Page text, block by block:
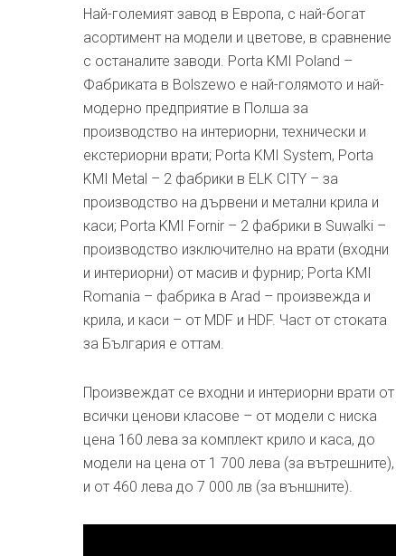
Най-големият завод в Европа, с най-богат
асортимент на модели и цветове, в сравнение
с останалите заводи. Porta KMI Poland –
Фабриката в Bolszewo е най-голямото и най-
модерно предприятие в Полша за
производство на интериорни, технически и
екстериорни врати; Porta KMI System, Porta
KMI Metal – 2 фабрики в ELK CITY – за
производство на дървени и метални крила и
каси; Porta KMI Fornir – 2 фабрики в Suwalki –
производство изключително на врати (входни
и интериорни) от масив и фурнир; Porta KMI
Romania – фабрика в Arad – произвежда и
крила, и каси – от MDF и HDF. Част от стоката
за България е оттам.
Произвеждат се входни и интериорни врати от
всички ценови класове – от модели с ниска
цена 160 лева за комплект крило и каса, до
модели на цена от 1 700 лева (за вътрешните),
и от 460 лева до 7 000 лв (за външните).